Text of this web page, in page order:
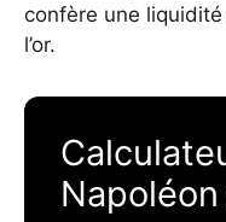
confère une
l’or.